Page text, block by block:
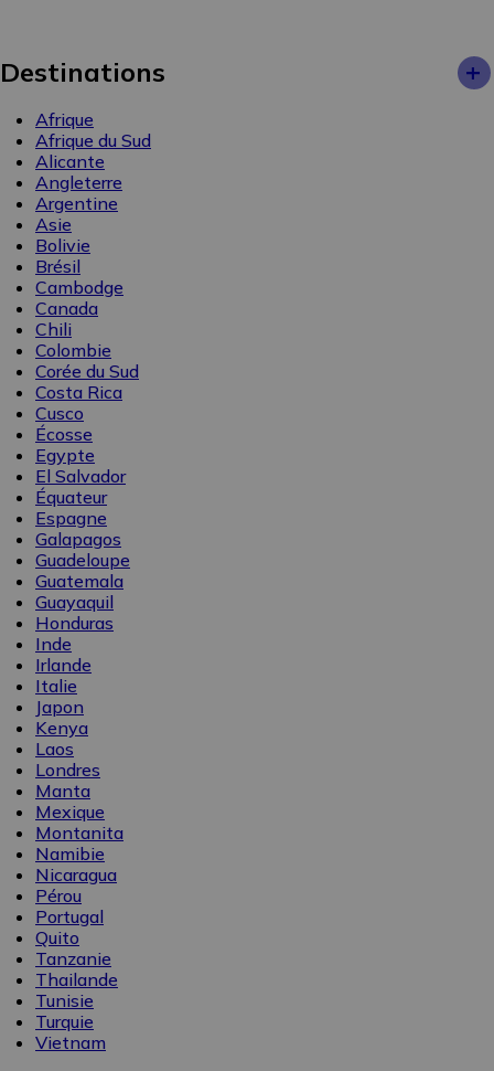
+
Destinations
Afrique
Afrique du Sud
Alicante
Angleterre
Argentine
Asie
Bolivie
Brésil
Cambodge
Canada
Chili
Colombie
Corée du Sud
Costa Rica
Cusco
Écosse
Egypte
El Salvador
Équateur
Espagne
Galapagos
Guadeloupe
Guatemala
Guayaquil
Honduras
Inde
Irlande
Italie
Japon
Kenya
Laos
Londres
Manta
Mexique
Montanita
Namibie
Nicaragua
Pérou
Portugal
Quito
Tanzanie
Thailande
Tunisie
Turquie
Vietnam